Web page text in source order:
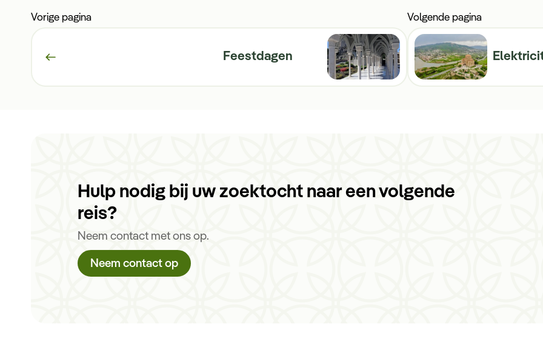
Vorige pagina
Feestdagen
Volgende pagina
Hulp nodig bij uw zoektocht naar een volgende
reis?
Neem contact met ons op.
Neem contact op